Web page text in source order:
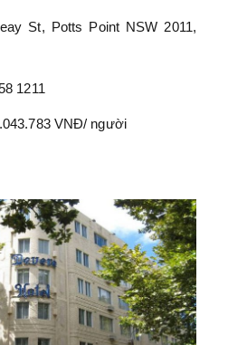
St, Potts Point NSW 2011,
1211
VNĐ/ người